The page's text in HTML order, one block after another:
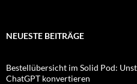
NEUESTE BEITRÄGE
Bestellübersicht im Solid Pod:
ChatGPT konvertieren